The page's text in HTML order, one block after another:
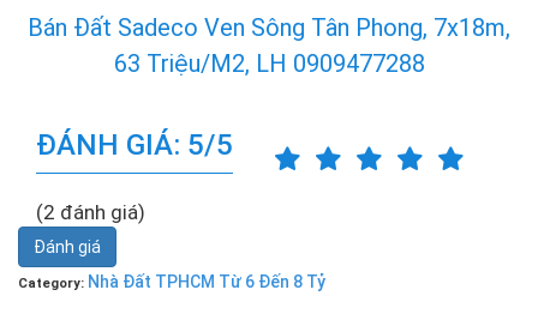
Bán Đất Sadeco Ven Sông Tân Phong, 7x18m,
63 Triệu/m2, LH 0909477288
ĐÁNH GIÁ: 5/5
(2 đánh giá)
Đánh giá
Category: Nhà Đất TPHCM Từ 6 Đến 8 Tỷ